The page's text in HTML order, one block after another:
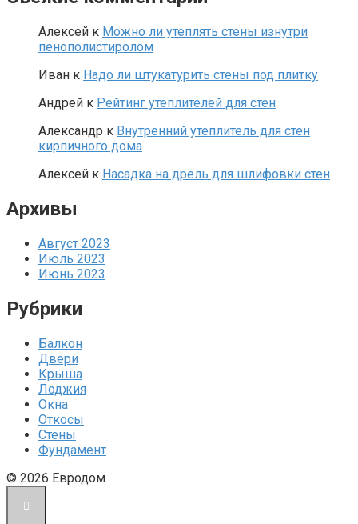
Алексей к Можно ли утеплять стены изнутри
пенополистиролом
Иван к Надо ли штукатурить стены под плитку
Андрей к Рейтинг утеплителей для стен
Александр к Внутренний утеплитель для стен
кирпичного дома
Алексей к Насадка на дрель для шлифовки стен
Архивы
Август 2023
Июль 2023
Июнь 2023
Рубрики
Балкон
Двери
Крыша
Лоджия
Окна
Откосы
Стены
Фундамент
© 2026 Евродом